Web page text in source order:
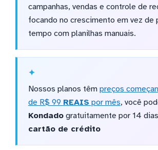
campanhas, vendas e controle de
focando no crescimento em vez de
tempo com planilhas manuais.
Nossos planos têm preços
de R$ 99 REAIS por mês, você
Kondadogratuitamente por 14 dias
cartão de crédito